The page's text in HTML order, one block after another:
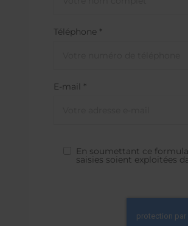
Téléphone *
E-mail *
En soumettant ce
saisies soient exploitées